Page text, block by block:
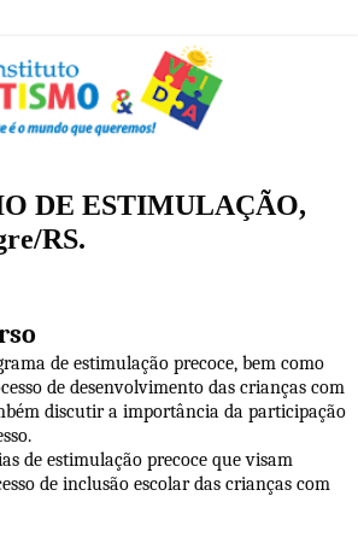
DE ESTIMULAÇÃO,
RS.
de estimulação precoce, bem como
de desenvolvimento das crianças com
discutir a importância da participação
de estimulação precoce que visam
de inclusão escolar das crianças com